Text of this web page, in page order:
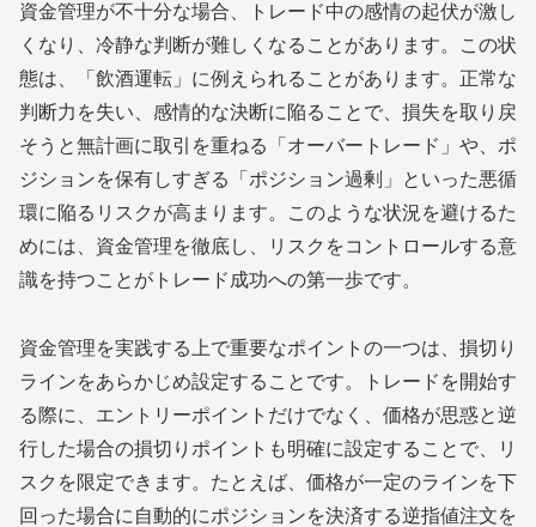
資金管理が不十分な場合、トレード中の感情の起伏が激し
くなり、冷静な判断が難しくなることがあります。この状
態は、「飲酒運転」に例えられることがあります。正常な
判断力を失い、感情的な決断に陥ることで、損失を取り戻
そうと無計画に取引を重ねる「オーバートレード」や、ポ
ジションを保有しすぎる「ポジション過剰」といった悪循
環に陥るリスクが高まります。このような状況を避けるた
めには、資金管理を徹底し、リスクをコントロールする意
識を持つことがトレード成功への第一歩です。
資金管理を実践する上で重要なポイントの一つは、損切り
ラインをあらかじめ設定することです。トレードを開始す
る際に、エントリーポイントだけでなく、価格が思惑と逆
行した場合の損切りポイントも明確に設定することで、リ
スクを限定できます。たとえば、価格が一定のラインを下
回った場合に自動的にポジションを決済する逆指値注文を